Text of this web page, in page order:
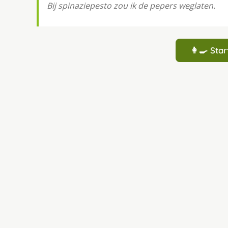
Bij spinaziepesto zou ik de pepers weglaten.
👩‍🍳